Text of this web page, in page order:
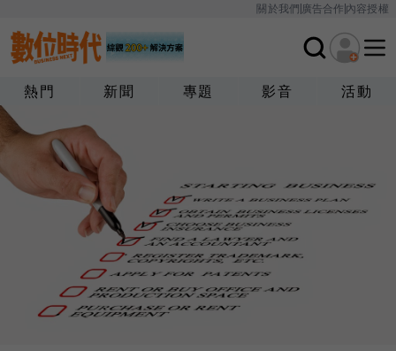
關於我們廣告合作內容授權
熱門 新聞 專題 影音 活動